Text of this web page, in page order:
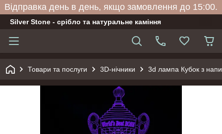
Відправка день в день, якщо замовлення до 15:00.
Silver Stone - срібло та натуральне каміння
Товари та послуги 3D-нічники 3d лампа Кубок з